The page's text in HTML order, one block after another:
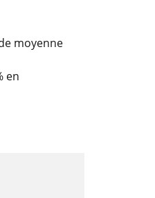
moyenne
en